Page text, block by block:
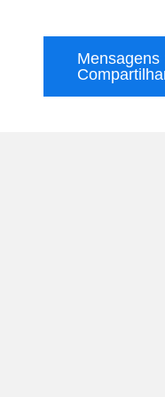
Mensagens